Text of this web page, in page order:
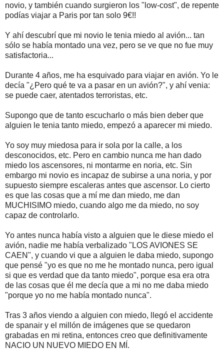
novio, y también cuando surgieron los "low-cost", de repente
podías viajar a Paris por tan solo 9€!!
Y ahí descubrí que mi novio le tenia miedo al avión... tan
sólo se había montado una vez, pero se ve que no fue muy
satisfactoria...
Durante 4 años, me ha esquivado para viajar en avión. Yo le
decía "¿Pero qué te va a pasar en un avión?", y ahí venia:
se puede caer, atentados terroristas, etc.
Supongo que de tanto escucharlo o más bien deber que
alguien le tenia tanto miedo, empezó a aparecer mi miedo.
Yo soy muy miedosa para ir sola por la calle, a los
desconocidos, etc. Pero en cambio nunca me han dado
miedo los ascensores, ni montarme en noria, etc. Sin
embargo mi novio es incapaz de subirse a una noria, y por
supuesto siempre escaleras antes que ascensor. Lo cierto
es que las cosas que a mí me dan miedo, me dan
MUCHISIMO miedo, cuando algo me da miedo, no soy
capaz de controlarlo.
Yo antes nunca había visto a alguien que le diese miedo el
avión, nadie me había verbalizado "LOS AVIONES SE
CAEN", y cuando vi que a alguien le daba miedo, supongo
que pensé "yo es que no me he montado nunca, pero igual
si que es verdad que da tanto miedo", porque esa era otra
de las cosas que él me decía que a mi no me daba miedo
"porque yo no me había montado nunca".
Tras 3 años viendo a alguien con miedo, llegó el accidente
de spanair y el millón de imágenes que se quedaron
grabadas en mi retina, entonces creo que definitivamente
NACIO UN NUEVO MIEDO EN MÍ.